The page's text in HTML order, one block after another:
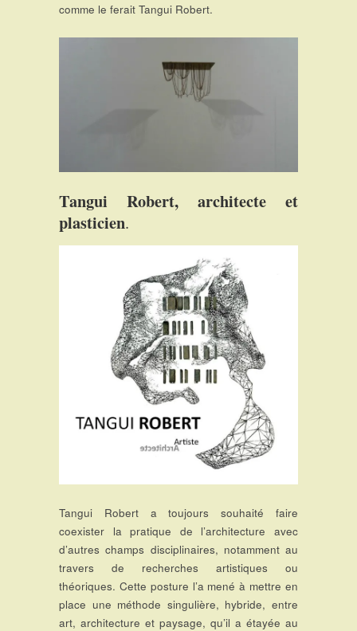
comme le ferait Tangui Robert.
Tangui Robert, architecte et
plasticien.
Tangui Robert a toujours souhaité faire
coexister la pratique de l’architecture avec
d’autres champs disciplinaires, notamment au
travers de recherches artistiques ou
théoriques. Cette posture l’a mené à mettre en
place une méthode singulière, hybride, entre
art, architecture et paysage, qu’il a étayée au